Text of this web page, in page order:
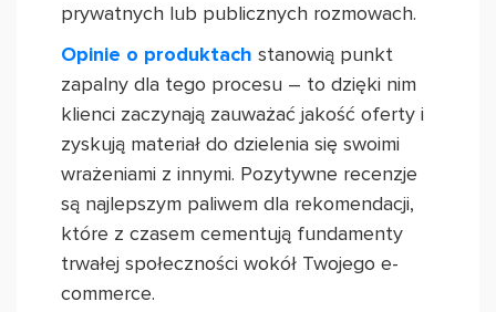
prywatnych lub publicznych rozmowach.
Opinie o produktach stanowią punkt
zapalny dla tego procesu – to dzięki nim
klienci zaczynają zauważać jakość oferty i
zyskują materiał do dzielenia się swoimi
wrażeniami z innymi. Pozytywne recenzje
są najlepszym paliwem dla rekomendacji,
które z czasem cementują fundamenty
trwałej społeczności wokół Twojego e-
commerce.